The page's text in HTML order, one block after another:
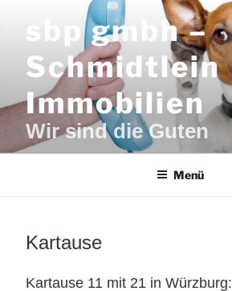
sbp gmbh –
Schmidtlein
Immobilien
Wir sind die Guten
Menü
Kartause
Kartause 11 mit 21 in Würzburg: